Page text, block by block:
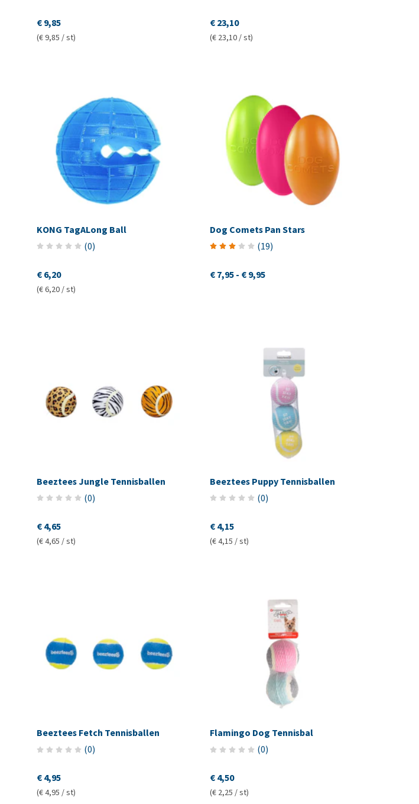
€ 9,85
(€ 9,85 / st)
€ 23,10
(€ 23,10 / st)
KONG TagALong Ball
(0)
€ 6,20
(€ 6,20 / st)
Dog Comets Pan Stars
(19)
€ 7,95- € 9,95
Beeztees Jungle Tennisballen
(0)
€ 4,65
(€ 4,65 / st)
Beeztees Puppy Tennisballen
(0)
€ 4,15
(€ 4,15 / st)
Beeztees Fetch Tennisballen
(0)
€ 4,95
(€ 4,95 / st)
Flamingo Dog Tennisbal
(0)
€ 4,50
(€ 2,25 / st)